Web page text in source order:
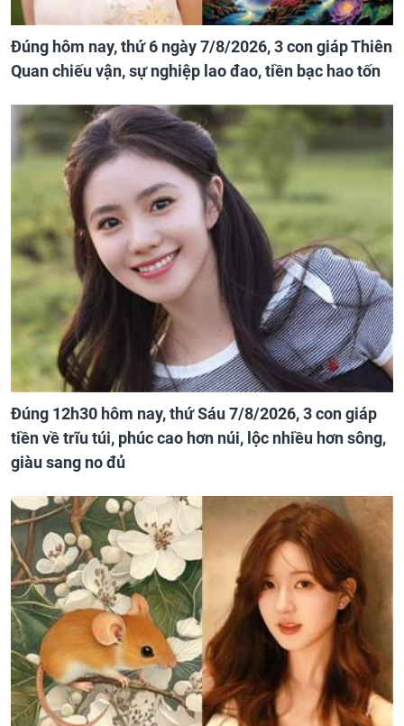
Đúng hôm nay, thứ 6 ngày 7/8/2026, 3 con giáp Thiên
Quan chiếu vận, sự nghiệp lao đao, tiền bạc hao tốn
Đúng 12h30 hôm nay, thứ Sáu 7/8/2026, 3 con giáp
tiền về trĩu túi, phúc cao hơn núi, lộc nhiều hơn sông,
giàu sang no đủ